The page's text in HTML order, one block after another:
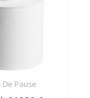
De Pause